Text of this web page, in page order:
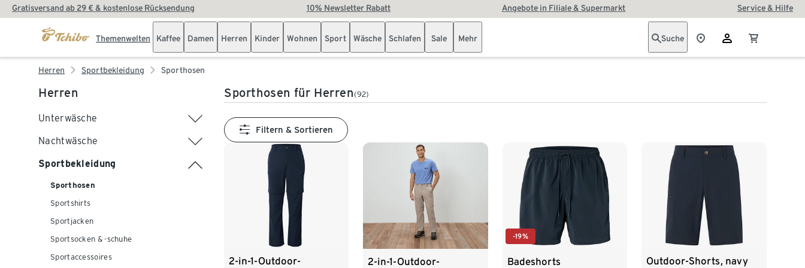
Gratisversand ab 29 € & kostenlose Rücksendung 10% Newsletter Rabatt Angebote in Filiale & Supermarkt Service & Hilfe
Themenwelten Kaffee Damen Herren Kinder Wohnen Sport Wäsche Schlafen Sale Mehr Suche
Herren Sportbekleidung Sporthosen
Herren
Unterwäsche
Nachtwäsche
Sportbekleidung
Sporthosen
Sportshirts
Sportjacken
Sportsocken & -schuhe
Sportaccessoires
Sporthosen für Herren(92)
Filtern & Sortieren
2-in-1-Outdoor-
2-in-1-Outdoor-
-19%
Badeshorts Outdoor-Shorts, navy